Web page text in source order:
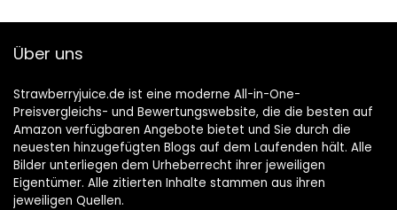
Über uns
Strawberryjuice.de ist eine moderne All-in-One-
Preisvergleichs- und Bewertungswebsite, die die besten auf
Amazon verfügbaren Angebote bietet und Sie durch die
neuesten hinzugefügten Blogs auf dem Laufenden hält. Alle
Bilder unterliegen dem Urheberrecht ihrer jeweiligen
Eigentümer. Alle zitierten Inhalte stammen aus ihren
jeweiligen Quellen.